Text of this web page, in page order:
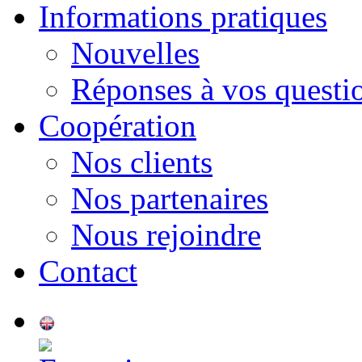
Informations pratiques
Nouvelles
Réponses à vos
Сoopération
Nos clients
Nos partenaires
Nous rejoindre
Contact